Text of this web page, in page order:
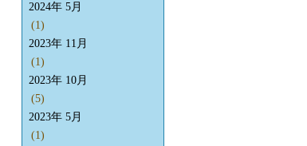
2024年 5月
(1)
2023年 11月
(1)
2023年 10月
(5)
2023年 5月
(1)